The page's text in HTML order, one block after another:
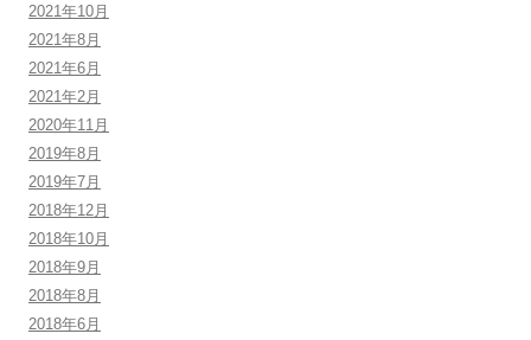
2021年10月
2021年8月
2021年6月
2021年2月
2020年11月
2019年8月
2019年7月
2018年12月
2018年10月
2018年9月
2018年8月
2018年6月